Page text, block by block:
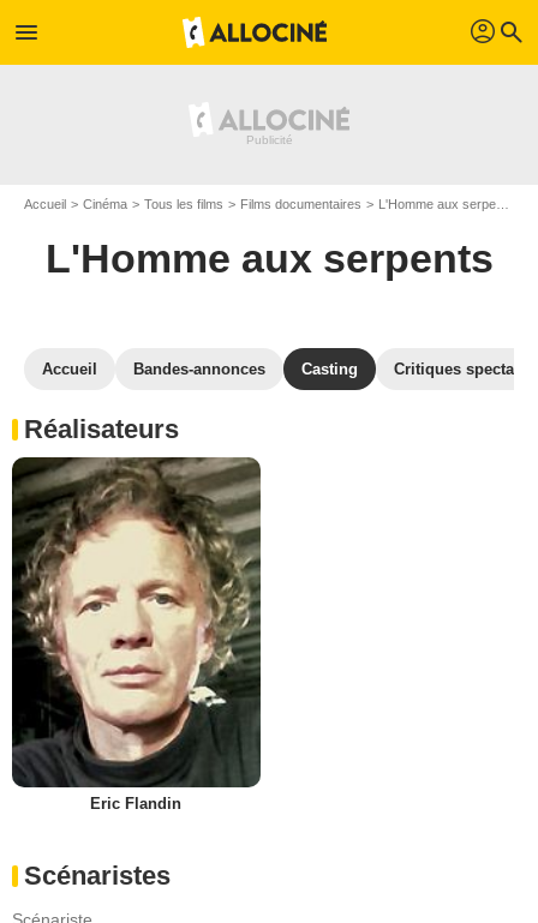
menu profil search
Accueil Cinéma Tous les films Films documentaires L'Homme aux serpents
L'Homme aux serpents
Accueil Bandes-annonces Casting Critiques
Réalisateurs
Eric Flandin
Scénaristes